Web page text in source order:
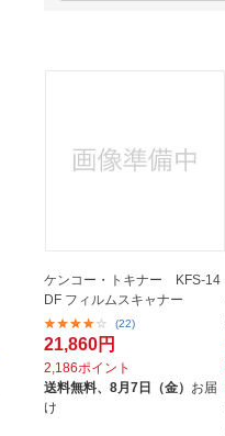
ケンコー・トキナー KFS-14
DF フィルムスキャナー
(22)
21,860円
2,186ポイント
送料無料、 8月7日（金） お届
け